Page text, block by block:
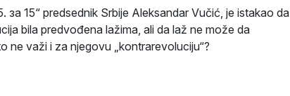
за 15“ predsednik Srbije Aleksandar Vučić, je istakao da
bila predvođena lažima, ali da laž ne može da
ne važi i za njegovu „kontrarevoluciju“?